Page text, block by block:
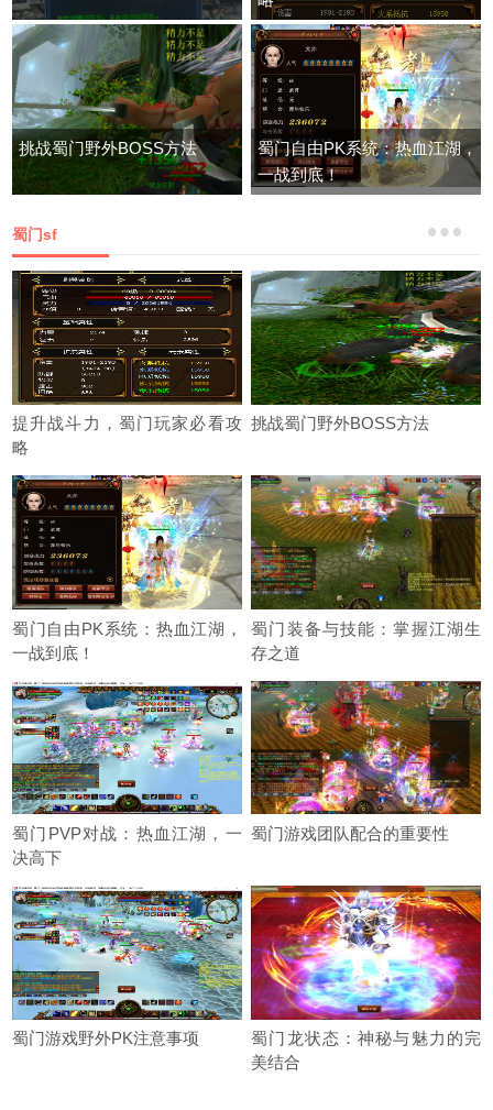
挑战蜀门野外BOSS方法
蜀门自由PK系统：热血江湖，
一战到底！
蜀门sf
提升战斗力，蜀门玩家必看攻
略
挑战蜀门野外BOSS方法
蜀门自由PK系统：热血江湖，
一战到底！
蜀门装备与技能：掌握江湖生
存之道
蜀门PVP对战：热血江湖，一
决高下
蜀门游戏团队配合的重要性
蜀门游戏野外PK注意事项
蜀门龙状态：神秘与魅力的完
美结合